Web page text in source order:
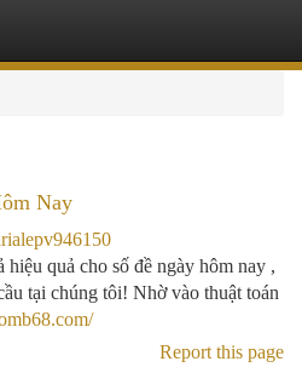
Nay
quả cho số đề ngày hôm nay ,
tại chúng tôi! Nhờ vào thuật toán
Report this page